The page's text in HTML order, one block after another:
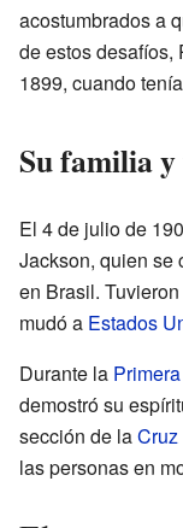
acostumbrados a
de estos desafíos,
1899, cuando
Su familia
El 4 de julio de
Jackson, quien se
en Brasil.
mudó a Estados
Durante la
demostró su
sección de la
las personas en